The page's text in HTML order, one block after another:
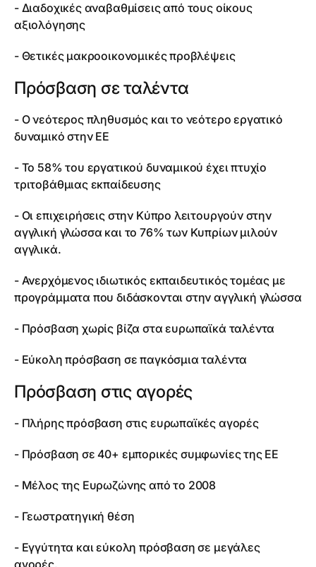
- Διαδοχικές αναβαθμίσεις από τους οίκους
αξιολόγησης
- Θετικές μακροοικονομικές προβλέψεις
Πρόσβαση σε ταλέντα
- Ο νεότερος πληθυσμός και το νεότερο εργατικό
δυναμικό στην ΕΕ
- Το 58% του εργατικού δυναμικού έχει πτυχίο
τριτοβάθμιας εκπαίδευσης
- Οι επιχειρήσεις στην Κύπρο λειτουργούν στην
αγγλική γλώσσα και το 76% των Κυπρίων μιλούν
αγγλικά.
- Ανερχόμενος ιδιωτικός εκπαιδευτικός τομέας με
προγράμματα που διδάσκονται στην αγγλική γλώσσα
- Πρόσβαση χωρίς βίζα στα ευρωπαϊκά ταλέντα
- Εύκολη πρόσβαση σε παγκόσμια ταλέντα
Πρόσβαση στις αγορές
- Πλήρης πρόσβαση στις ευρωπαϊκές αγορές
- Πρόσβαση σε 40+ εμπορικές συμφωνίες της ΕΕ
- Μέλος της Ευρωζώνης από το 2008
- Γεωστρατηγική θέση
- Εγγύτητα και εύκολη πρόσβαση σε μεγάλες
αγορές.